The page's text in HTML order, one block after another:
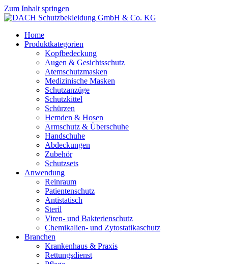
Zum Inhalt springen
Home
Produktkategorien
Kopfbedeckung
Augen & Gesichtsschutz
Atemschutzmasken
Medizinische Masken
Schutzanzüge
Schutzkittel
Schürzen
Hemden & Hosen
Armschutz & Überschuhe
Handschuhe
Abdeckungen
Zubehör
Schutzsets
Anwendung
Reinraum
Patientenschutz
Antistatisch
Steril
Viren- und Bakterienschutz
Chemikalien- und Zytostatikaschutz
Branchen
Krankenhaus & Praxis
Rettungsdienst